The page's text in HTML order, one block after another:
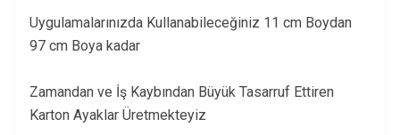
Uygulamalarınızda Kullanabileceğiniz 11 cm Boydan
97 cm Boya kadar
Zamandan ve İş Kaybından Büyük Tasarruf Ettiren
Karton Ayaklar Üretmekteyiz